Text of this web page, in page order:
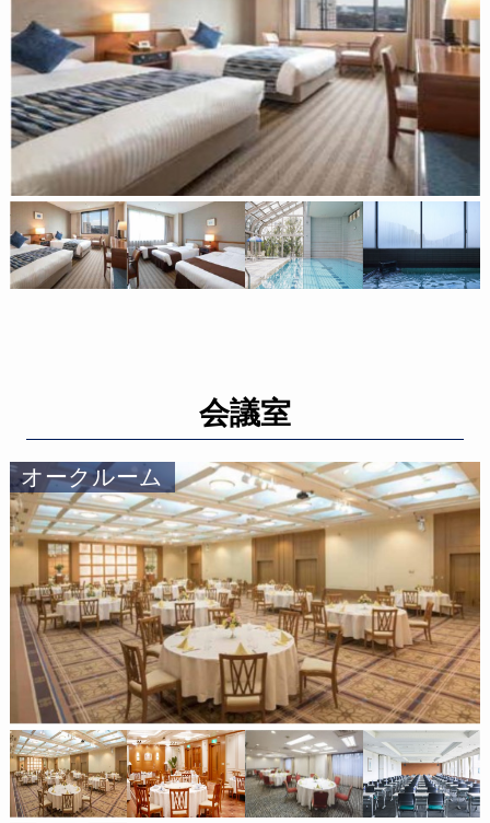
会議室
オークルーム